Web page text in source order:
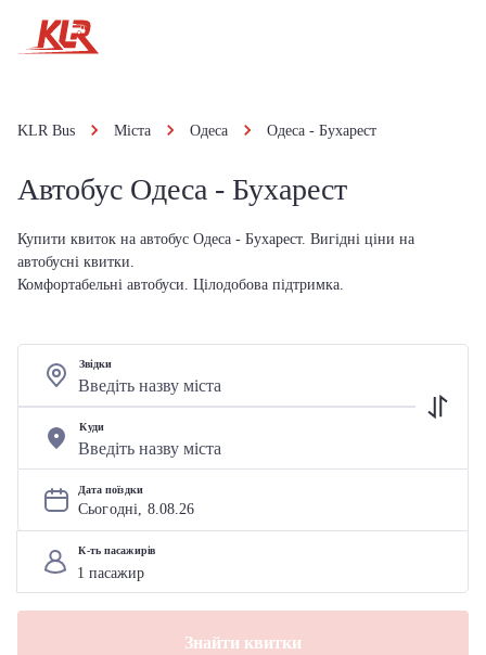
KLR Bus Міста Одеса Одеса - Бухарест
Автобус Одеса - Бухарест
Купити квиток на автобус Одеса - Бухарест. Вигідні ціни на
автобусні квитки.
Комфортабельні автобуси. Цілодобова підтримка.
Звідки
Куди
Дата поїздки
Сьогодні, 8.08.26
К-ть пасажирів
Знайти квитки